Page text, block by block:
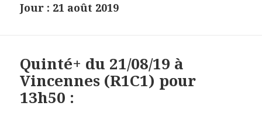
Jour : 21 août 2019
Quinté+ du 21/08/19 à
Vincennes (R1C1) pour
13h50 :